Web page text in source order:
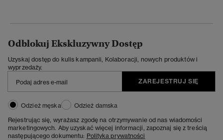
Odblokuj Ekskluzywny Dostęp
Uzyskaj dostęp do kulis kampanii, Kolaboracji, nowych produktów i
wyprzedaży.
ZAREJESTRUJ SIĘ
Odzież męska
Odzież damska
Rejestrując się, wyrażasz zgodę na otrzymywanie od nas wiadomości
marketingowych. Aby uzyskać więcej informacji, zapoznaj się z treścią
następującego dokumentu: Polityka prywatności